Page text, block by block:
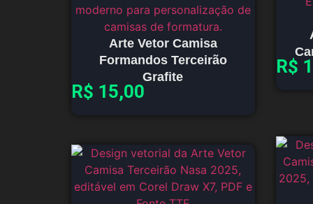
Arte Vetor Camisa
Formandos Terceirão
Grafite
R$ 15,00
R$